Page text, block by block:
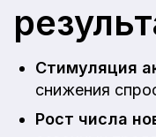
Стимуляция
снижения
Рост числа